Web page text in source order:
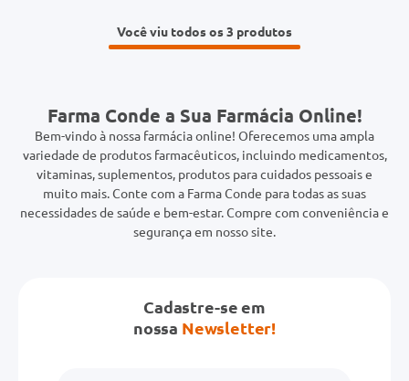
Você viu todos os 3
Farma Conde a Sua Farmácia Online!
Bem-vindo à nossa farmácia online! Oferecemos uma ampla
variedade de produtos farmacêuticos, incluindo medicamentos,
vitaminas, suplementos, produtos para cuidados pessoais e
muito mais. Conte com a Farma Conde para todas as suas
necessidades de saúde e bem-estar. Compre com conveniência e
segurança em nosso site.
Cadastre-se em
nossa Newsletter!